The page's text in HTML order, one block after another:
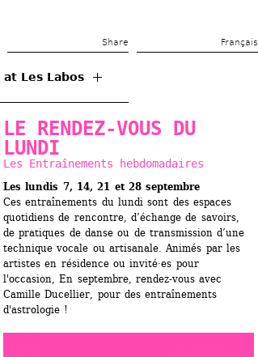
Share Français
LE RENDEZ-VOUS DU
LUNDI
Les Entraînements hebdomadaires
Les lundis 7, 14, 21 et 28 septembre
Ces entraînements du lundi sont des espaces
quotidiens de rencontre, ​d’échange de savoirs,
de pratiques de danse ou de transmission d’une
technique vocale ou artisanale. Animés par les
artistes en résidence ou invité·es pour
l'occasion, En septembre, rendez-vous avec
Camille Ducellier, pour des entraînements
d'astrologie !